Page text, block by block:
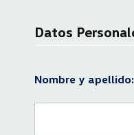
Datos
Nombre y apellido: